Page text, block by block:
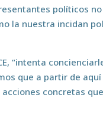
políticos
la nuestra incidan
“intenta
que a partir de
concretas